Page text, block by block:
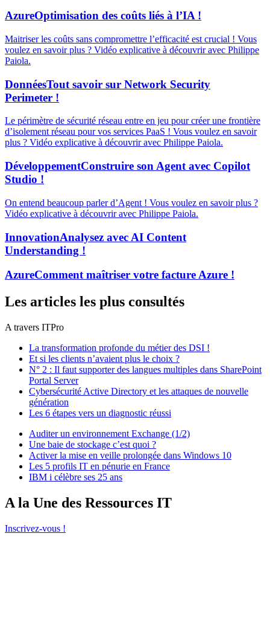
AzureOptimisation des coûts liés à l’IA !
Maitriser les coûts sans compromettre l’efficacité est crucial ! Vous
voulez en savoir plus ? Vidéo explicative à découvrir avec Philippe
Paiola.
DonnéesTout savoir sur Network Security
Perimeter !
Le périmètre de sécurité réseau entre en jeu pour créer une frontière
d’isolement réseau pour vos services PaaS ! Vous voulez en savoir
plus ? Vidéo explicative à découvrir avec Philippe Paiola.
DéveloppementConstruire son Agent avec Copilot
Studio !
On entend beaucoup parler d’Agent ! Vous voulez en savoir plus ?
Vidéo explicative à découvrir avec Philippe Paiola.
InnovationAnalysez avec AI Content
Understanding !
AzureComment maîtriser votre facture Azure !
Les articles les plus consultés
A travers ITPro
La transformation profonde du métier des DSI !
Et si les clients n’avaient plus le choix ?
N° 2 : Il faut supporter des langues multiples dans SharePoint
Portal Server
Cybersécurité Active Directory et les attaques de nouvelle
génération
Les 6 étapes vers un diagnostic réussi
Auditer un environnement Exchange (1/2)
Une baie de stockage c’est quoi ?
Activer la mise en veille prolongée dans Windows 10
Les 5 profils IT en pénurie en France
IBM i célèbre ses 25 ans
A la Une des Ressources IT
Inscrivez-vous !